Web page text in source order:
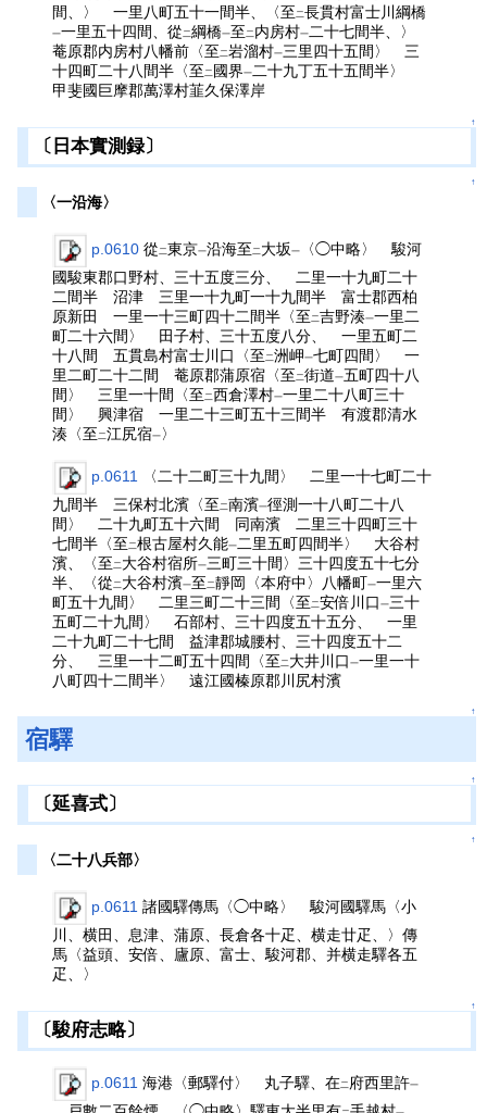
間、〉 一里八町五十一間半、〈至二長貫村富士川綱橋
一一里五十四間、從二綱橋一至二内房村一二十七間半、〉
菴原郡内房村八幡前〈至二岩溜村一三里四十五間〉 三
十四町二十八間半〈至二國界一二十九丁五十五間半〉
甲斐國巨摩郡萬澤村韮久保澤岸
↑
〔日本實測録〕
↑
〈一沿海〉
p.0610 從二東京一沿海至二大坂一
〈◯中略〉 駿河
國駿東郡口野村、三十五度三分、 二里一十九町二十
二間半 沼津 三里一十九町一十九間半 富士郡西柏
原新田 一里一十三町四十二間半〈至二吉野湊一一里二
町二十六間〉 田子村、三十五度八分、 一里五町二
十八間 五貫島村富士川口〈至二洲岬一七町四間〉 一
里二町二十二間 菴原郡蒲原宿〈至二街道一五町四十八
間〉 三里一十間〈至二西倉澤村一一里二十八町三十
間〉 興津宿 一里二十三町五十三間半 有渡郡清水
湊〈至二江尻宿一 〉
p.0611
〈二十二町三十九間〉 二里一十七町二十
九間半 三保村北濱〈至 二南濱一徑測一十八町二十八
間〉 二十九町五十六間 同南濱 二里三十四町三十
七間半〈至 二根古屋村久能一 二里五町四間半〉 大谷村
濱、〈至 二 大谷村宿所一三町三十間〉三十四度五十七分
半、〈從 二 大谷村濱一至 二靜岡〈本府中〉八幡町一一里六
町五十九間〉 二里三町二十三間〈至 二安倍川口一三十
五町二十九間〉 石部村、三十四度五十五分、 一里
二十九町二十七間 益津郡城腰村、三十四度五十二
分、 三里一十二町五十四間〈至 二 大井川口一一里一十
八町四十二間半〉 遠江國榛原郡川尻村濱
↑
宿驛
↑
〔延喜式〕
↑
〈二十八兵部〉
p.0611 諸國驛傳馬〈◯中略〉 駿河國驛馬〈小
川、横田、息津、蒲原、長倉各十疋、横走廿疋、〉傳
馬〈益頭、安倍、廬原、富士、駿河郡、并横走驛各五
疋、〉
↑
〔駿府志略〕
p.0611 海港〈郵驛付〉 丸子驛、在二府西里許一